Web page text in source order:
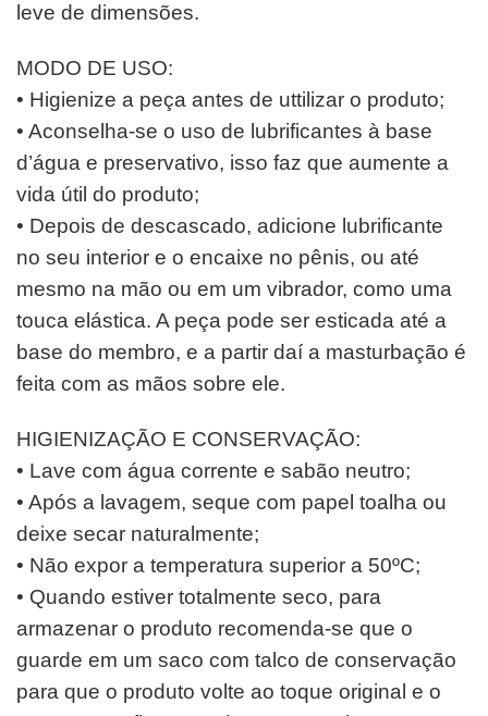
leve de dimensões.
MODO DE USO:
• Higienize a peça antes de uttilizar o produto;
• Aconselha-se o uso de lubrificantes à base
d’água e preservativo, isso faz que aumente a
vida útil do produto;
• Depois de descascado, adicione lubrificante
no seu interior e o encaixe no pênis, ou até
mesmo na mão ou em um vibrador, como uma
touca elástica. A peça pode ser esticada até a
base do membro, e a partir daí a masturbação é
feita com as mãos sobre ele.
HIGIENIZAÇÃO E CONSERVAÇÃO:
• Lave com água corrente e sabão neutro;
• Após a lavagem, seque com papel toalha ou
deixe secar naturalmente;
• Não expor a temperatura superior a 50ºC;
• Quando estiver totalmente seco, para
armazenar o produto recomenda-se que o
guarde em um saco com talco de conservação
para que o produto volte ao toque original e o